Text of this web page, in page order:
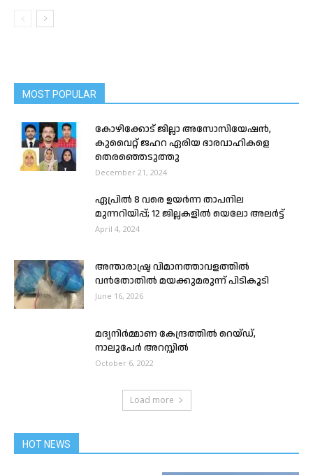
MOST POPULAR
കോഴിക്കോട് ജില്ലാ അസോസിയേഷന്‍,
കുവൈറ്റ്‌‌ ജഹറ ഏരിയ ഭാരവാഹികളെ
തെരഞ്ഞെടുത്തു
December 21, 2024
ഏപ്രിൽ 8 വരെ ഉയര്‍ന്ന താപനില
മുന്നറിയിപ്പ്; 12 ജില്ലകളില്‍ യെലോ അലര്‍ട്ട്
April 4, 2024
അന്താരാഷ്ട്ര വിമാനത്താവളത്തിൽ
വൻതോതിൽ മയക്കുമരുന്ന് പിടികൂടി
June 16, 2026
മദ്യനിർമ്മാണ കേന്ദ്രത്തിൽ റെയ്ഡ്,
നാലുപേർ അറസ്റ്റിൽ
October 6, 2022
Load more
HOT NEWS